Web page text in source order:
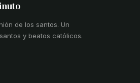
de los santos. Un
y beatos católicos.